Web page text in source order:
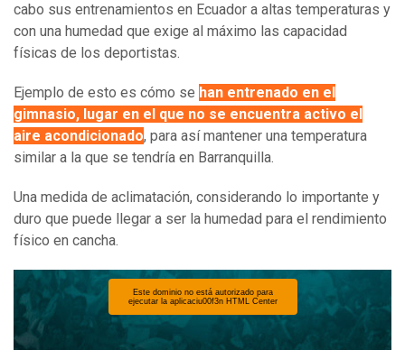
cabo sus entrenamientos en Ecuador a altas temperaturas y
con una humedad que exige al máximo las capacidad
físicas de los deportistas.
Ejemplo de esto es cómo se han entrenado en el
gimnasio, lugar en el que no se encuentra activo el
aire acondicionado, para así mantener una temperatura
similar a la que se tendría en Barranquilla.
Una medida de aclimatación, considerando lo importante y
duro que puede llegar a ser la humedad para el rendimiento
físico en cancha.